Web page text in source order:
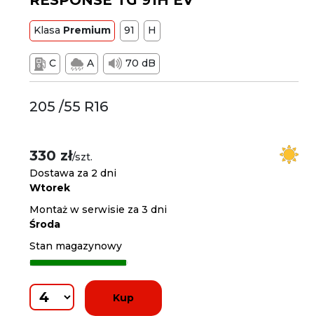
Klasa Premium 91 H
C A 70 dB
205 /55 R16
330 zł/szt.
Dostawa za 2 dni
Wtorek
Montaż w serwisie za 3 dni
Środa
Stan magazynowy
Kup